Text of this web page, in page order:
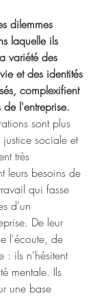
dilemmes
laquelle ils
variété des
et des identités
complexifient
l'entreprise.
sont plus
sociale et
très
leurs besoins de
qui fasse
d'un
De leur
l'écoute, de
: ils n'hésitent
mentale. Ils
une base